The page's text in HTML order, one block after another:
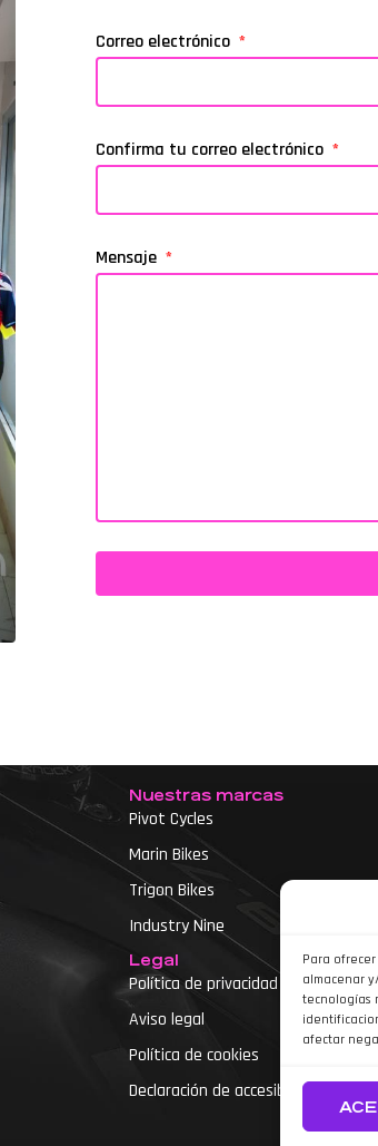
Para
almacenar
tecnologías
afectar
Correo electrónico
Confirma tu correo electrónico
Mensaje
Nuestras marcas
Pivot Cycles
Marin Bikes
Trigon Bikes
Industry Nine
Legal
Política de privacidad
Aviso legal
Política de cookies
Declaración de accesibilidad